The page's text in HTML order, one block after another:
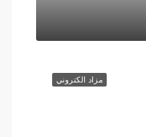
مزاد الكتروني